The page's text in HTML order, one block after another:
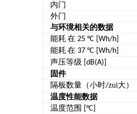
内门
外门
与环境相关的数据
能耗 在 25 °C [Wh/h]
能耗 在 37 °C [Wh/h]
声压等级 [dB(A)]
固件
隔板数量（小时/zui大）
温度性能数据
温度范围
[°C]